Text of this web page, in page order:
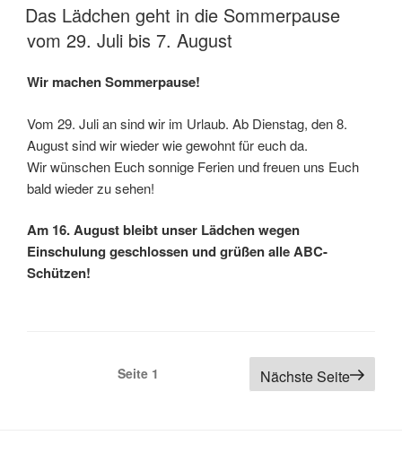
AM
Das Lädchen geht in die Sommerpause
vom 29. Juli bis 7. August
Wir machen Sommerpause!
Vom 29. Juli an sind wir im Urlaub. Ab Dienstag, den 8.
August sind wir wieder wie gewohnt für euch da.
Wir wünschen Euch sonnige Ferien und freuen uns Euch
bald wieder zu sehen!
Am 16. August bleibt unser Lädchen wegen
Einschulung geschlossen und grüßen alle ABC-
Schützen!
Beitragsnavigation
Seite 1 Nächste Seite